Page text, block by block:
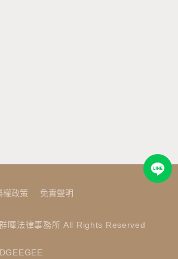
權政策 免責聲明
暉法律事務所 All Rights Reserved